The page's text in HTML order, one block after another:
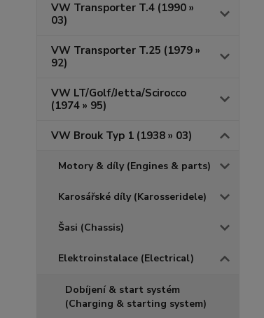
VW Transporter T.4 (1990 »
03)
VW Transporter T.25 (1979 »
92)
VW LT/Golf/Jetta/Scirocco
(1974 » 95)
VW Brouk Typ 1 (1938 » 03)
Motory & díly (Engines & parts)
Karosářské díly (Karosseridele)
Šasi (Chassis)
Elektroinstalace (Electrical)
Dobíjení & start systém
(Charging & starting system)